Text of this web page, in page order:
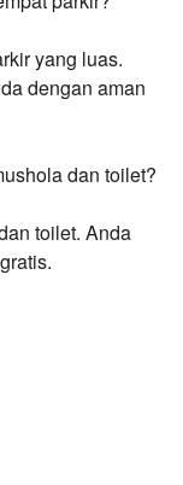
yang luas.
dengan aman
dan toilet?
toilet. Anda